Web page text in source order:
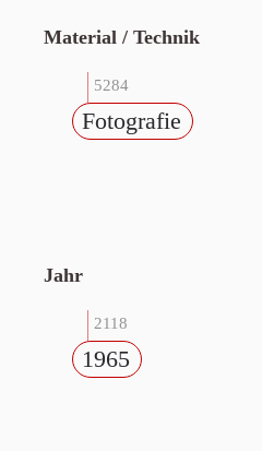
Material / Technik
5284
Fotografie
Jahr
2118
1965